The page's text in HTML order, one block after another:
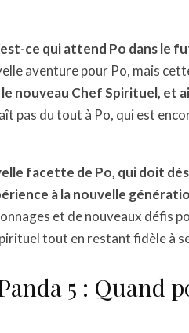
ce qui attend Po dans le
aventure pour Po, mais
nouveau Chef Spirituel, et
pas du tout à Po, qui est
facette de Po, qui doit
à la nouvelle
et de nouveaux défis
tout en restant fidèle à
5 : Quand